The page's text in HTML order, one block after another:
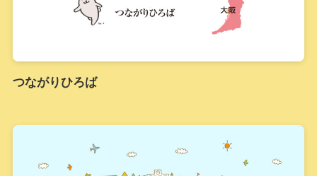
つながりひろば